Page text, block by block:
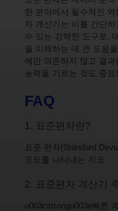
한 분야에서 필수적인
차 계산기는 이를 간단
수 있는 강력한 도구로,
을 이해하는 데 큰 도움
에만 의존하지 않고 결
능력을 기르는 것도 중요
FAQ
1. 표준편차란?
표준 편차(Standard
포도를 나타내는 지표
2. 표준편차 계산기
u003cstrongu003e빠른